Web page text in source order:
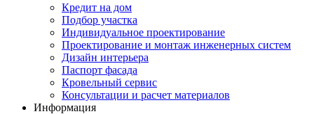
Кредит на дом
Подбор участка
Индивидуальное проектирование
Проектирование и монтаж инженерных систем
Дизайн интерьера
Паспорт фасада
Кровельный сервис
Консультации и расчет материалов
Информация